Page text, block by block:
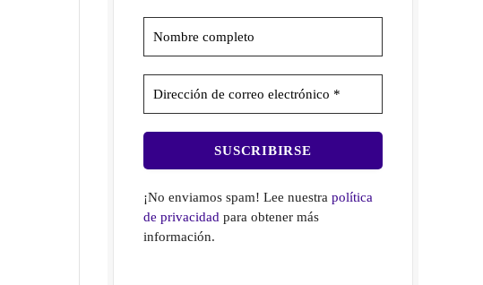
¡No enviamos spam! Lee nuestrapolítica
de privacidad para obtener más
información.